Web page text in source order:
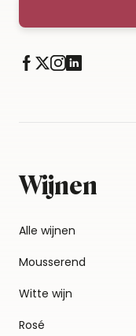
Wijnen
Alle wijnen
Mousserend
Witte wijn
Rosé